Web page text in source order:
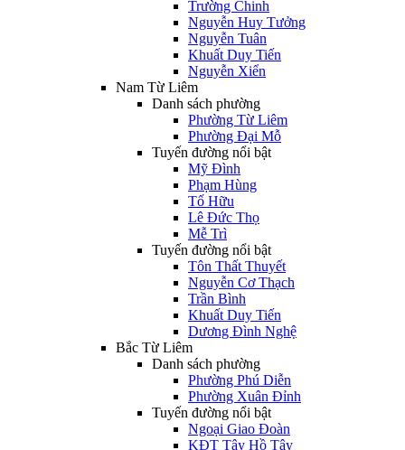
Trường Chinh
Nguyễn Huy Tưởng
Nguyễn Tuân
Khuất Duy Tiến
Nguyễn Xiển
Nam Từ Liêm
Danh sách phường
Phường Từ Liêm
Phường Đại Mỗ
Tuyến đường nổi bật
Mỹ Đình
Phạm Hùng
Tố Hữu
Lê Đức Thọ
Mễ Trì
Tuyến đường nổi bật
Tôn Thất Thuyết
Nguyễn Cơ Thạch
Trần Bình
Khuất Duy Tiến
Dương Đình Nghệ
Bắc Từ Liêm
Danh sách phường
Phường Phú Diễn
Phường Xuân Đỉnh
Tuyến đường nổi bật
Ngoại Giao Đoàn
KĐT Tây Hồ Tây